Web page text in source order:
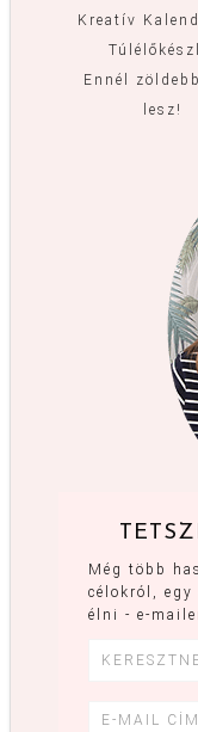
Kreatív
Ennél
lesz!
Még több
célokról,
élni - e-